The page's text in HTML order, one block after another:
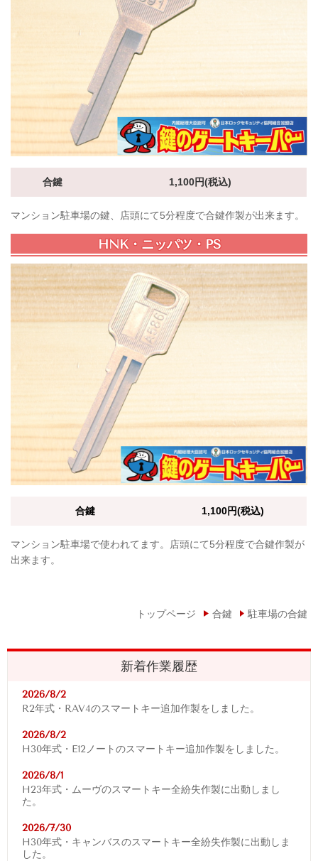
合鍵 1,100円(税込)
マンション駐車場の鍵、店頭にて5分程度で合鍵作製が出来ます。
HNK・ニッパツ・PS
合鍵 1,100円(税込)
マンション駐車場で使われてます。店頭にて5分程度で合鍵作製が
出来ます。
トップページ 合鍵 駐車場の合鍵
新着作業履歴
2026/8/2
R2年式・RAV4のスマートキー追加作製をしました。
2026/8/2
H30年式・E12ノートのスマートキー追加作製をしました。
2026/8/1
H23年式・ムーヴのスマートキー全紛失作製に出動しまし
た。
2026/7/30
H30年式・キャンバスのスマートキー全紛失作製に出動しま
した。